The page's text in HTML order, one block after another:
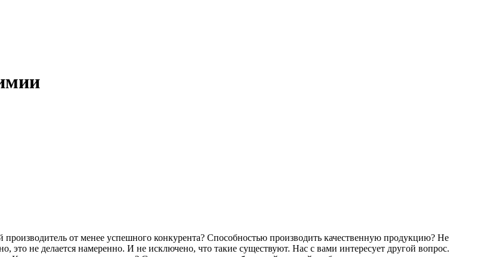
производитель от менее успешного конкурента? Способностью производить качественную продукцию? Не
это не делается намеренно. И не исключено, что такие существуют. Нас с вами интересует другой вопрос.